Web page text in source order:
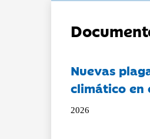
Nuevas
climático en
2026